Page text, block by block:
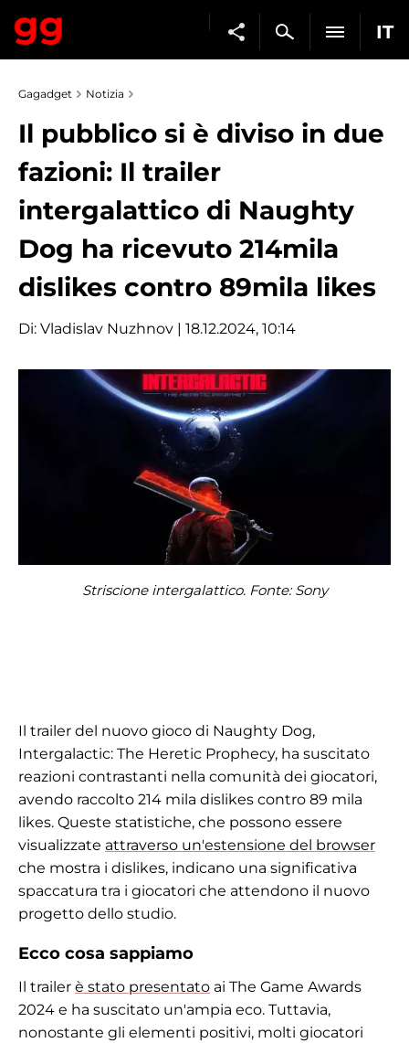
IT
Gagadget Notizia
Il pubblico si è diviso in due
fazioni: Il trailer
intergalattico di Naughty
Dog ha ricevuto 214mila
dislikes contro 89mila likes
Di: Vladislav Nuzhnov | 18.12.2024, 10:14
Striscione intergalattico. Fonte: Sony
Il trailer del nuovo gioco di Naughty Dog,
Intergalactic: The Heretic Prophecy, ha suscitato
reazioni contrastanti nella comunità dei giocatori,
avendo raccolto 214 mila dislikes contro 89 mila
likes. Queste statistiche, che possono essere
visualizzate attraverso un'estensione del browser
che mostra i dislikes, indicano una significativa
spaccatura tra i giocatori che attendono il nuovo
progetto dello studio.
Ecco cosa sappiamo
Il trailer è stato presentato ai The Game Awards
2024 e ha suscitato un'ampia eco. Tuttavia,
nonostante gli elementi positivi, molti giocatori